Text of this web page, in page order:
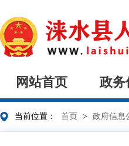
网站首页 政务
当前位置： 首页 > 政府信息